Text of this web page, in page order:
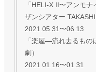
「HELI-X II〜アンモ
ザンシアター
2021.05.31〜06.13
「楽屋―流れ去るも
劇）
2021.01.16〜01.31